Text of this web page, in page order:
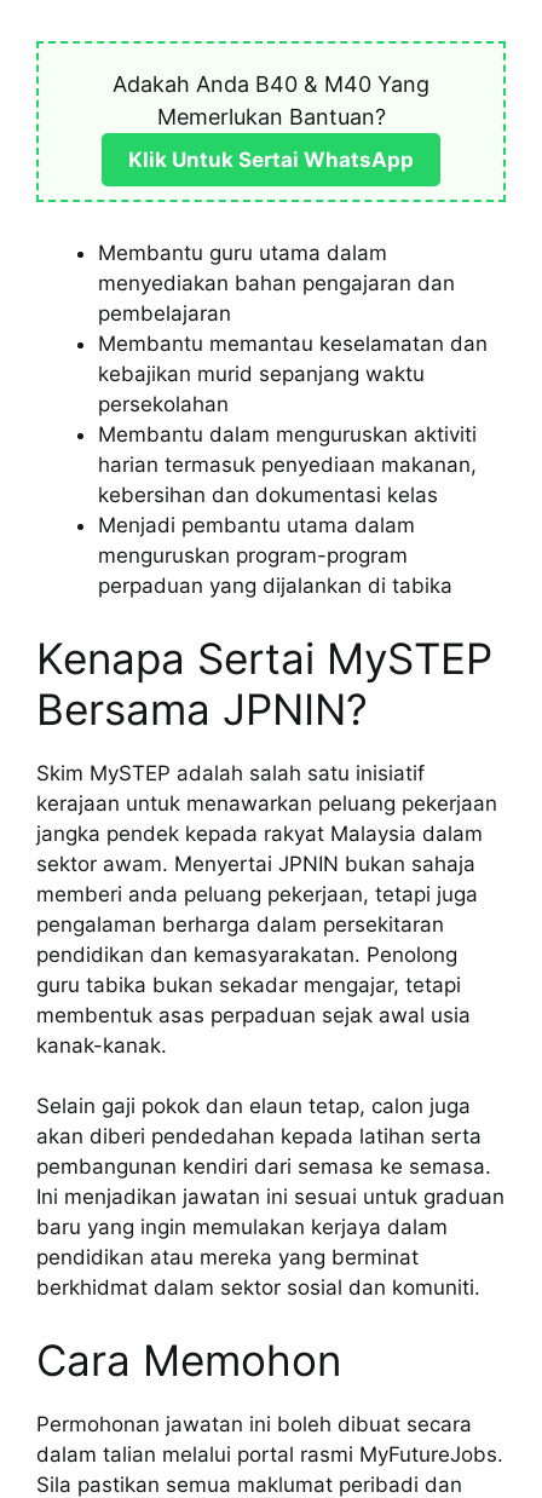
Adakah Anda B40 & M40 Yang
Memerlukan Bantuan?
Klik Untuk Sertai WhatsApp
Membantu guru utama dalam
menyediakan bahan pengajaran dan
pembelajaran
Membantu memantau keselamatan dan
kebajikan murid sepanjang waktu
persekolahan
Membantu dalam menguruskan aktiviti
harian termasuk penyediaan makanan,
kebersihan dan dokumentasi kelas
Menjadi pembantu utama dalam
menguruskan program-program
perpaduan yang dijalankan di tabika
Kenapa Sertai MySTEP
Bersama JPNIN?
Skim MySTEP adalah salah satu inisiatif
kerajaan untuk menawarkan peluang pekerjaan
jangka pendek kepada rakyat Malaysia dalam
sektor awam. Menyertai JPNIN bukan sahaja
memberi anda peluang pekerjaan, tetapi juga
pengalaman berharga dalam persekitaran
pendidikan dan kemasyarakatan. Penolong
guru tabika bukan sekadar mengajar, tetapi
membentuk asas perpaduan sejak awal usia
kanak-kanak.
Selain gaji pokok dan elaun tetap, calon juga
akan diberi pendedahan kepada latihan serta
pembangunan kendiri dari semasa ke semasa.
Ini menjadikan jawatan ini sesuai untuk graduan
baru yang ingin memulakan kerjaya dalam
pendidikan atau mereka yang berminat
berkhidmat dalam sektor sosial dan komuniti.
Cara Memohon
Permohonan jawatan ini boleh dibuat secara
dalam talian melalui portal rasmi MyFutureJobs.
Sila pastikan semua maklumat peribadi dan